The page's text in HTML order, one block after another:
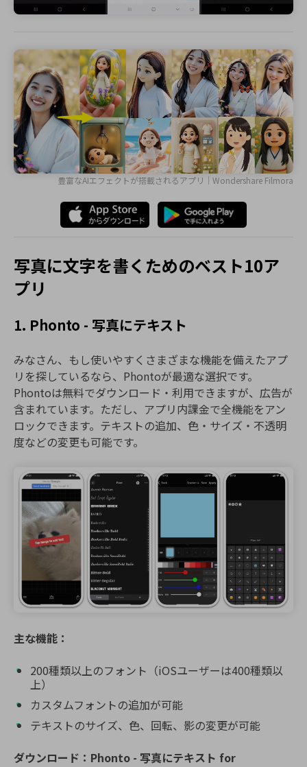
豊富なAIエフェクトが搭載されるアプリ｜Wondershare Filmora
写真に文字を書くためのベスト10ア
プリ
1. Phonto - 写真にテキスト
みなさん、もし使いやすくさまざまな機能を備えたアプ
リを探しているなら、Phontoが最適な選択です。
Phontoは無料でダウンロード・利用できますが、広告が
含まれています。ただし、アプリ内課金で全機能をアン
ロックできます。テキストの追加、色・サイズ・不透明
度などの変更も可能です。
主な機能：
200種類以上のフォント（iOSユーザーは400種類以
上）
カスタムフォントの追加が可能
テキストのサイズ、色、回転、影の変更が可能
ダウンロード：Phonto - 写真にテキスト for